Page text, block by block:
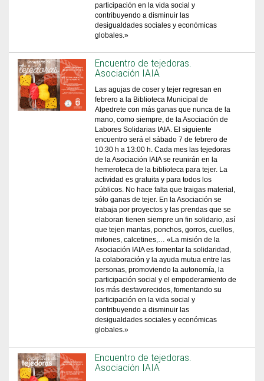
participación en la vida social y
contribuyendo a disminuir las
desigualdades sociales y económicas
globales.»
Encuentro de tejedoras.
Asociación IAIA
Las agujas de coser y tejer regresan en
febrero a la Biblioteca Municipal de
Alpedrete con más ganas que nunca de la
mano, como siempre, de la Asociación de
Labores Solidarias IAIA. El siguiente
encuentro será el sábado 7 de febrero de
10:30 h a 13:00 h. Cada mes las tejedoras
de la Asociación IAIA se reunirán en la
hemeroteca de la biblioteca para tejer. La
actividad es gratuita y para todos los
públicos. No hace falta que traigas material,
sólo ganas de tejer. En la Asociación se
trabaja por proyectos y las prendas que se
elaboran tienen siempre un fin solidario, así
que tejen mantas, ponchos, gorros, cuellos,
mitones, calcetines,… «La misión de la
Asociación IAIA es fomentar la solidaridad,
la colaboración y la ayuda mutua entre las
personas, promoviendo la autonomía, la
participación social y el empoderamiento de
los más desfavorecidos, fomentando su
participación en la vida social y
contribuyendo a disminuir las
desigualdades sociales y económicas
globales.»
Encuentro de tejedoras.
Asociación IAIA